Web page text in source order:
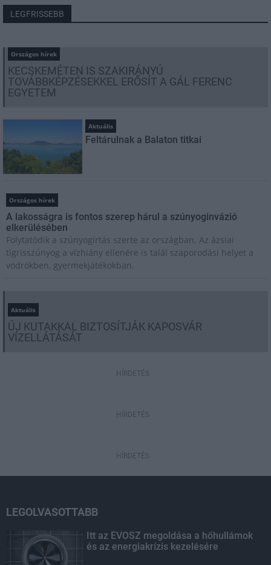
LEGFRISSEBB
Országos hírek
KECSKEMÉTEN IS SZAKIRÁNYÚ
TOVÁBBKÉPZÉSEKKEL ERŐSÍT A GÁL FERENC
EGYETEM
Aktuális
Feltárulnak a Balaton titkai
Országos hírek
A lakosságra is fontos szerep hárul a szúnyoginvázió
elkerülésében
Folytatódik a szúnyogírtás szerte az országban. Az ázsiai
tigrisszúnyog a vízhiány ellenére is talál szaporodási helyet a
vödrökben, gyermekjátékokban.
Aktuális
ÚJ KUTAKKAL BIZTOSÍTJÁK KAPOSVÁR
VÍZELLÁTÁSÁT
HÍRDETÉS
HÍRDETÉS
HÍRDETÉS
LEGOLVASOTTABB
Itt az ÉVOSZ megoldása a hőhullámok
és az energiakrízis kezelésére